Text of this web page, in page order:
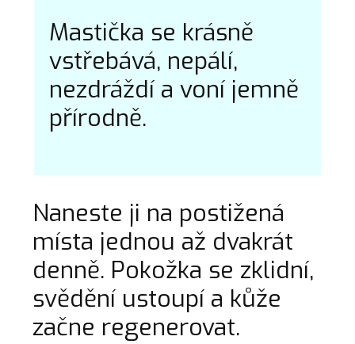
Mastička se krásně
vstřebává, nepálí,
nezdráždí a voní jemně
přírodně.
Naneste ji na postižená
místa jednou až dvakrát
denně. Pokožka se zklidní,
svědění ustoupí a kůže
začne regenerovat.